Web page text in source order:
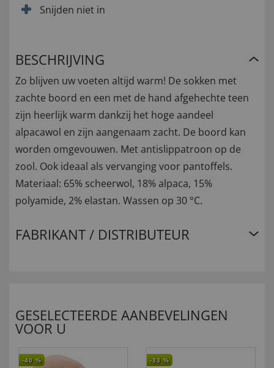
Snijden niet in
BESCHRIJVING
Zo blijven uw voeten altijd warm! De sokken met
zachte boord en een met de hand afgehechte teen
zijn heerlijk warm dankzij het hoge aandeel
alpacawol en zijn aangenaam zacht. De boord kan
worden omgevouwen. Met antislippatroon op de
zool. Ook ideaal als vervanging voor pantoffels.
Materiaal: 65% scheerwol, 18% alpaca, 15%
polyamide, 2% elastan. Wassen op 30 °C.
FABRIKANT / DISTRIBUTEUR
GESELECTEERDE AANBEVELINGEN
VOOR U
-40 % -33 %